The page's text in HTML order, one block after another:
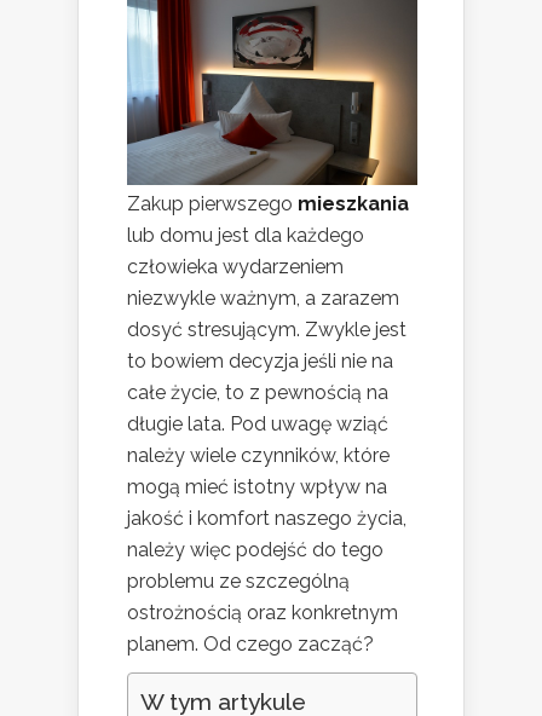
Zakup pierwszego mieszkania
lub domu jest dla każdego
człowieka wydarzeniem
niezwykle ważnym, a zarazem
dosyć stresującym. Zwykle jest
to bowiem decyzja jeśli nie na
całe życie, to z pewnością na
długie lata. Pod uwagę wziąć
należy wiele czynników, które
mogą mieć istotny wpływ na
jakość i komfort naszego życia,
należy więc podejść do tego
problemu ze szczególną
ostrożnością oraz konkretnym
planem. Od czego zacząć?
W tym artykule